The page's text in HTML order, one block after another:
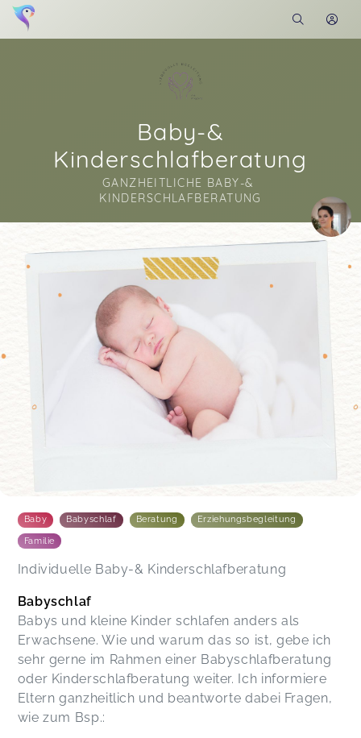
Baby-&
Kinderschlafberatung
GANZHEITLICHE BABY-&
KINDERSCHLAFBERATUNG
Baby Babyschlaf Beratung Erziehungsbegleitung
Familie
Individuelle Baby-& Kinderschlafberatung
Babyschlaf
Babys und kleine Kinder schlafen anders als
Erwachsene. Wie und warum das so ist, gebe ich
sehr gerne im Rahmen einer Babyschlafberatung
oder Kinderschlafberatung weiter. Ich informiere
Eltern ganzheitlich und beantworte dabei Fragen,
wie zum Bsp.: